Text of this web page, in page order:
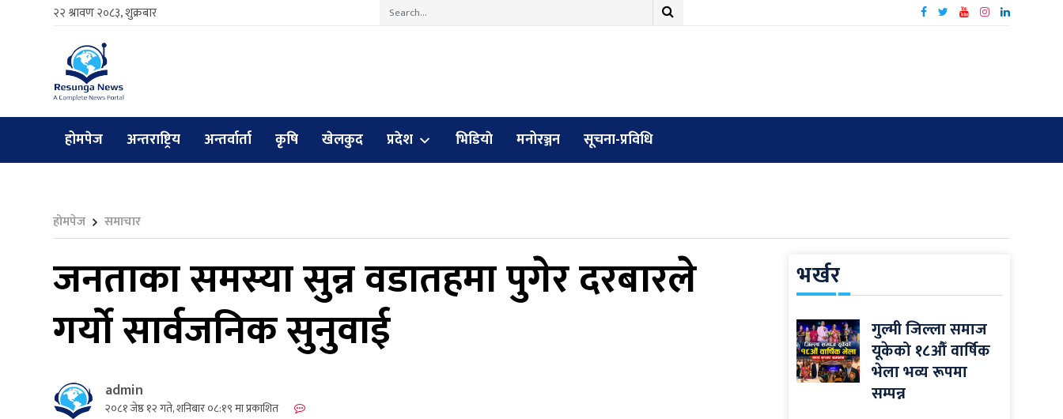
२२ श्रावण २०८३, शुक्रबार
होमपेज अन्तराष्ट्रिय अन्तर्वार्ता कृषि खेलकुद प्रदेश भिडियाे मनोरञ्जन सूचना-प्रविधि
होमपेज समाचार
जनताका समस्या सुन्न वडातहमा पुगेर दरबारले
गर्यो सार्वजनिक सुनुवाई
admin
२०८१ जेष्ठ १२ गते, शनिबार ०८:१९ मा प्रकाशित
भर्खर
गुल्मी जिल्ला समाज
यूकेको १८औँ वार्षिक
भेला भव्य रूपमा
सम्पन्न